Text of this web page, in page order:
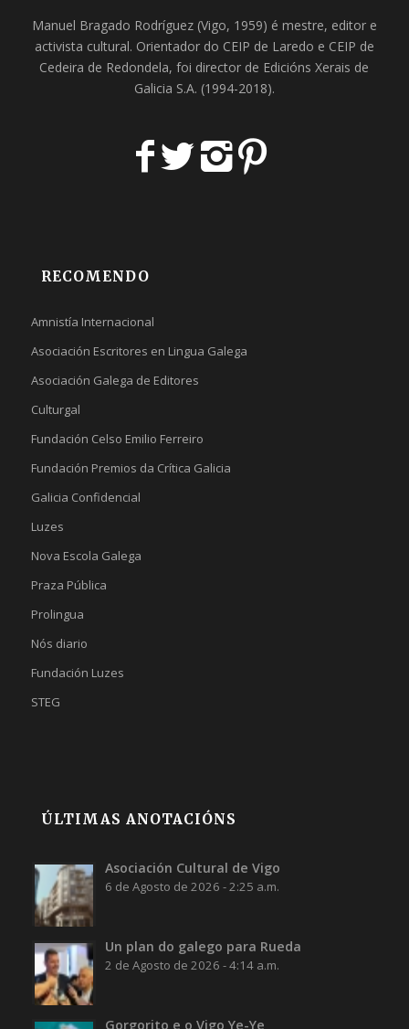
Manuel Bragado Rodríguez (Vigo, 1959) é mestre, editor e
activista cultural. Orientador do CEIP de Laredo e CEIP de
Cedeira de Redondela, foi director de Edicións Xerais de
Galicia S.A. (1994-2018).
RECOMENDO
Amnistía Internacional
Asociación Escritores en Lingua Galega
Asociación Galega de Editores
Culturgal
Fundación Celso Emilio Ferreiro
Fundación Premios da Crítica Galicia
Galicia Confidencial
Luzes
Nova Escola Galega
Praza Pública
Prolingua
Nós diario
Fundación Luzes
STEG
ÚLTIMAS ANOTACIÓNS
Asociación Cultural de Vigo
6 de Agosto de 2026 - 2:25 a.m.
Un plan do galego para Rueda
2 de Agosto de 2026 - 4:14 a.m.
Gorgorito e o Vigo Ye-Ye